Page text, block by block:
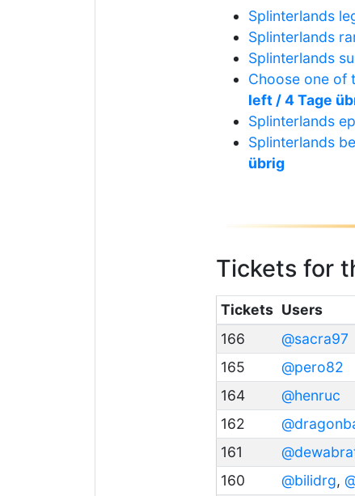
Splinterlands
Splinterlands
Splinterlands
Choose one of
left / 4 Tage
Splinterlands
Splinterlands
übrig
Tickets for
Tickets Users
166
@sacra97
165
@pero82
164
@henruc
162
161
160
@bilidrg,